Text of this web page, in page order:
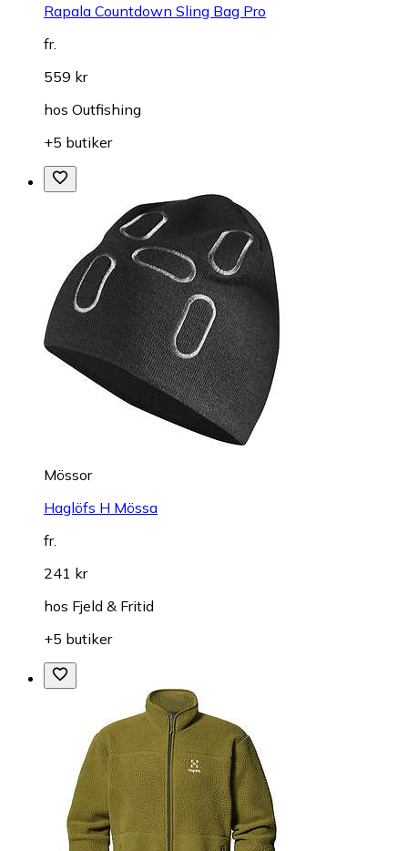
Rapala Countdown Sling Bag Pro
fr.
559 kr
hos Outfishing
+5 butiker
Mössor
Haglöfs H Mössa
fr.
241 kr
hos Fjeld & Fritid
+5 butiker